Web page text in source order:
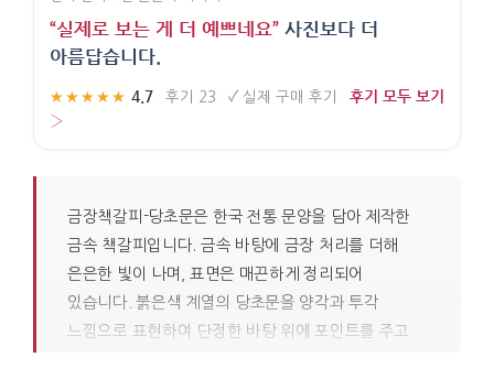
“실제로 보는 게 더 예쁘네요” 사진보다 더
아름답습니다.
★★★★★ 4.7 · 후기 23 · ✓ 실제 구매 후기 · 후기 모두 보기
›
금장책갈피-당초문은 한국 전통 문양을 담아 제작한
금속 책갈피입니다. 금속 바탕에 금장 처리를 더해
은은한 빛이 나며, 표면은 매끈하게 정리되어
있습니다. 붉은색 계열의 당초문을 양각과 투각
느낌으로 표현하여 단정한 바탕 위에 포인트를 주고